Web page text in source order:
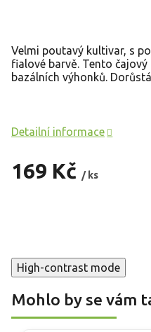
169 Kč / ks
Velmi poutavý kultivar, s
fialové barvě. Tento
bazálních výhonků.
Detailní informace
High-contrast mode
Mohlo by se vám